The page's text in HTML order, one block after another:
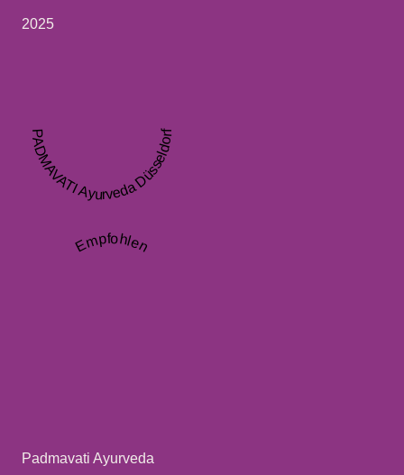
2025
PADMAVATI Ayurveda Düsseldorf
Empfohlen
Padmavati Ayurveda